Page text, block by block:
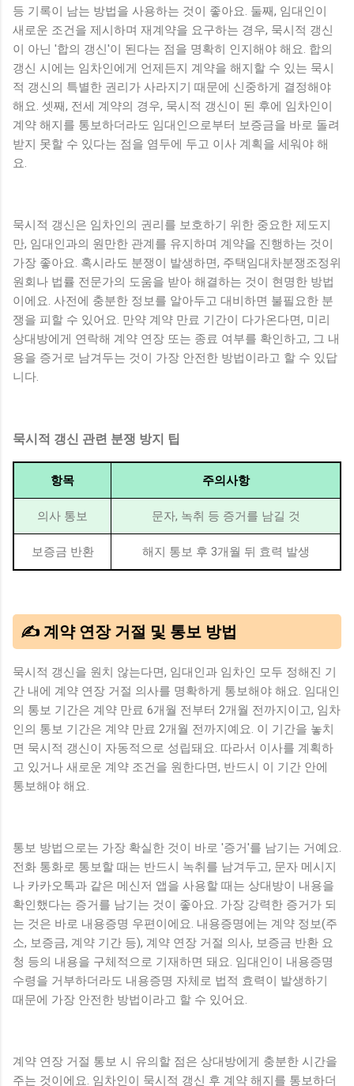
등 기록이 남는 방법을 사용하는 것이 좋아요. 둘째, 임대인이
새로운 조건을 제시하며 재계약을 요구하는 경우, 묵시적 갱신
이 아닌 '합의 갱신'이 된다는 점을 명확히 인지해야 해요. 합의
갱신 시에는 임차인에게 언제든지 계약을 해지할 수 있는 묵시
적 갱신의 특별한 권리가 사라지기 때문에 신중하게 결정해야
해요. 셋째, 전세 계약의 경우, 묵시적 갱신이 된 후에 임차인이
계약 해지를 통보하더라도 임대인으로부터 보증금을 바로 돌려
받지 못할 수 있다는 점을 염두에 두고 이사 계획을 세워야 해
요.
묵시적 갱신은 임차인의 권리를 보호하기 위한 중요한 제도지
만, 임대인과의 원만한 관계를 유지하며 계약을 진행하는 것이
가장 좋아요. 혹시라도 분쟁이 발생하면, 주택임대차분쟁조정위
원회나 법률 전문가의 도움을 받아 해결하는 것이 현명한 방법
이에요. 사전에 충분한 정보를 알아두고 대비하면 불필요한 분
쟁을 피할 수 있어요. 만약 계약 만료 기간이 다가온다면, 미리
상대방에게 연락해 계약 연장 또는 종료 여부를 확인하고, 그 내
용을 증거로 남겨두는 것이 가장 안전한 방법이라고 할 수 있답
니다.
묵시적 갱신 관련 분쟁 방지 팁
항목 주의사항
의사 통보 문자, 녹취 등 증거를 남길 것
보증금 반환 해지 통보 후 3개월 뒤 효력 발생
✍️ 계약 연장 거절 및 통보 방법
묵시적 갱신을 원치 않는다면, 임대인과 임차인 모두 정해진 기
간 내에 계약 연장 거절 의사를 명확하게 통보해야 해요. 임대인
의 통보 기간은 계약 만료 6개월 전부터 2개월 전까지이고, 임차
인의 통보 기간은 계약 만료 2개월 전까지예요. 이 기간을 놓치
면 묵시적 갱신이 자동적으로 성립돼요. 따라서 이사를 계획하
고 있거나 새로운 계약 조건을 원한다면, 반드시 이 기간 안에
통보해야 해요.
통보 방법으로는 가장 확실한 것이 바로 '증거'를 남기는 거예요.
전화 통화로 통보할 때는 반드시 녹취를 남겨두고, 문자 메시지
나 카카오톡과 같은 메신저 앱을 사용할 때는 상대방이 내용을
확인했다는 증거를 남기는 것이 좋아요. 가장 강력한 증거가 되
는 것은 바로 내용증명 우편이에요. 내용증명에는 계약 정보(주
소, 보증금, 계약 기간 등), 계약 연장 거절 의사, 보증금 반환 요
청 등의 내용을 구체적으로 기재하면 돼요. 임대인이 내용증명
수령을 거부하더라도 내용증명 자체로 법적 효력이 발생하기
때문에 가장 안전한 방법이라고 할 수 있어요.
계약 연장 거절 통보 시 유의할 점은 상대방에게 충분한 시간을
주는 것이에요. 임차인이 묵시적 갱신 후 계약 해지를 통보하더